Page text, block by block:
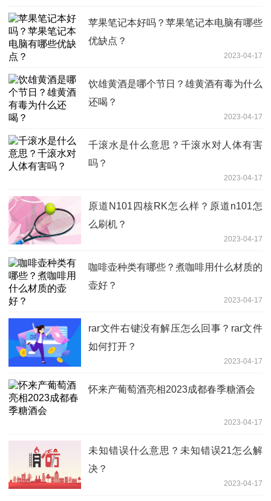
苹果笔记本好吗？苹果笔记本电脑有哪些
优缺点？
2023-04-17
饮雄黄酒是哪个节日？雄黄酒有毒为什么
还喝？
2023-04-17
千滚水是什么意思？千滚水对人体有害
吗？
2023-04-17
原道N101四核RK怎么样？原道n101怎
么刷机？
2023-04-17
咖啡壶种类有哪些？煮咖啡用什么材质的
壶好？
2023-04-17
rar文件右键没有解压怎么回事？rar文件
如何打开？
2023-04-17
怀来产葡萄酒亮相2023成都春季糖酒会
2023-04-17
未知错误什么意思？未知错误21怎么解
决？
2023-04-17